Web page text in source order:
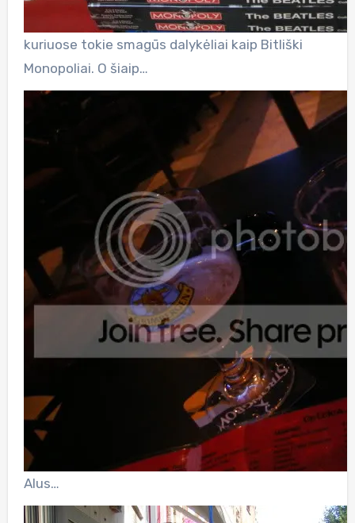
kuriuose tokie smagūs dalykėliai kaip Bitliški
Monopoliai. O šiaip…
Alus…